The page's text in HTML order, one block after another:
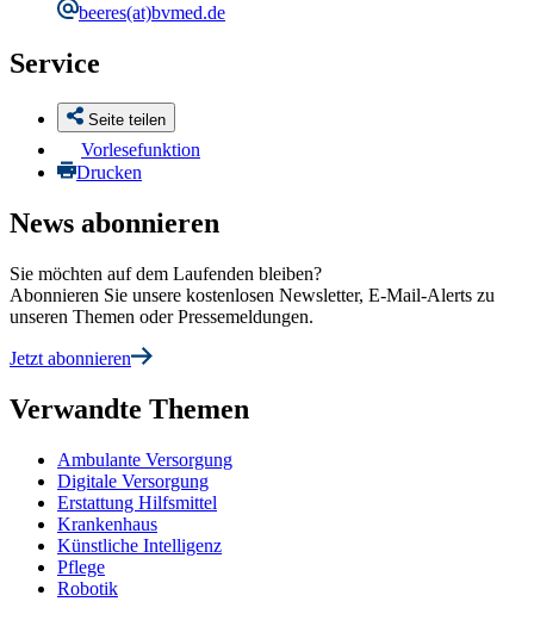
beeres(at)bvmed.de
Service
Seite teilen
Vorlesefunktion
Drucken
News abonnieren
Sie möchten auf dem Laufenden bleiben?
Abonnieren Sie unsere kostenlosen Newsletter, E-Mail-Alerts zu
unseren Themen oder Pressemeldungen.
Jetzt abonnieren
Verwandte Themen
Ambulante Versorgung
Digitale Versorgung
Erstattung Hilfsmittel
Krankenhaus
Künstliche Intelligenz
Pflege
Robotik